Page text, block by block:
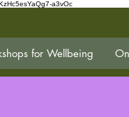
a3vOc
for Wellbeing